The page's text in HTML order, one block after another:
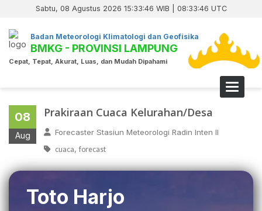
Sabtu, 08 Agustus 2026 15:33:47 WIB | 08:33:47 UTC
Badan Meteorologi Klimatologi dan Geofisika
BMKG - PROVINSI LAMPUNG
Cepat, Tepat, Akurat, Luas, dan Mudah Dipahami
Toggle
08
Aug
Prakiraan Cuaca Kelurahan/Desa
Forecaster Stasiun Meteorologi Radin Inten II
cuaca, forecast
Toto Harjo